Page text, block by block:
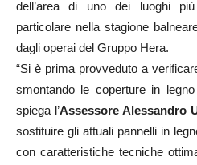
dell’area di uno dei luoghi
particolare nella stagione
dagli operai del Gruppo Hera.
“Si è prima provveduto a
smontando le coperture in
spiega l’Assessore Alessandro
sostituire gli attuali pannelli in
con caratteristiche tecniche